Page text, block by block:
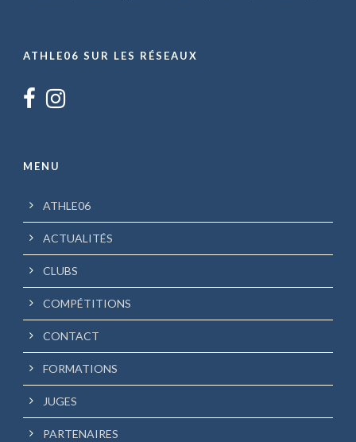
ATHLE06 SUR LES RÉSEAUX
MENU
ATHLE06
ACTUALITÉS
CLUBS
COMPÉTITIONS
CONTACT
FORMATIONS
JUGES
PARTENAIRES